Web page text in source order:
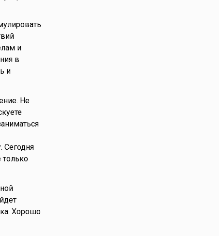
и
в
и
Не
Сегодня
Хорошо